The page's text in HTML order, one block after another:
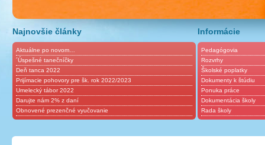
Najnovšie články
Aktuálne po novom…
´Úspešné tanečníčky
Deň tanca 2022
Prijímacie pohovory pre šk. rok 2022/2023
Umelecký tábor 2022
Darujte nám 2% z daní
Obnovené prezenčné vyučovanie
Informácie
Pedagógovia
Rozvrhy
Školské poplatky
Dokumenty k štúdiu
Ponuka práce
Dokumentácia školy
Rada školy